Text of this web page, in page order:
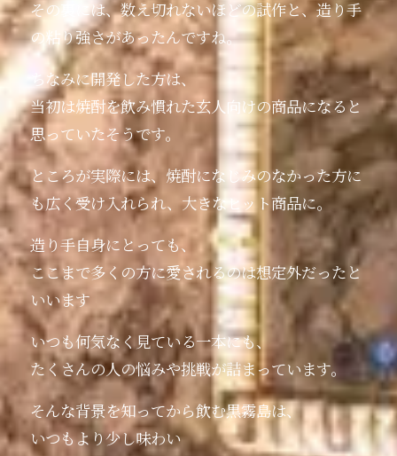
その裏には、数え切れないほどの試作と、造り手
の粘り強さがあったんですね。
ちなみに開発した方は、
当初は焼酎を飲み慣れた玄人向けの商品になると
思っていたそうです。
ところが実際には、焼酎になじみのなかった方に
も広く受け入れられ、大きなヒット商品に。
造り手自身にとっても、
ここまで多くの方に愛されるのは想定外だったと
いいます
いつも何気なく見ている一本にも、
たくさんの人の悩みや挑戦が詰まっています。
そんな背景を知ってから飲む黒霧島は、
いつもより少し味わい